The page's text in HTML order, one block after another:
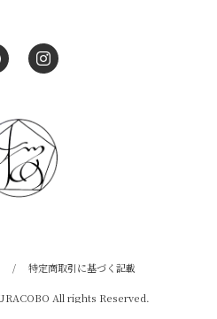
/ 特定商取引に基づく記載
All rights Reserved.